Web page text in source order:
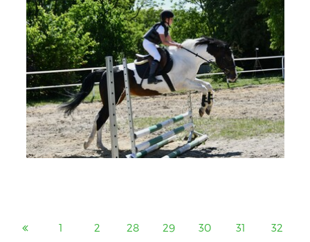
1 2 28 29 30 31 32